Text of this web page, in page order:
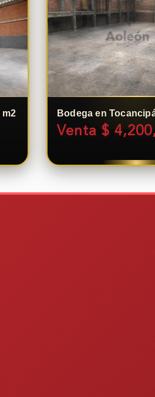
m2 Bodega en
Venta $